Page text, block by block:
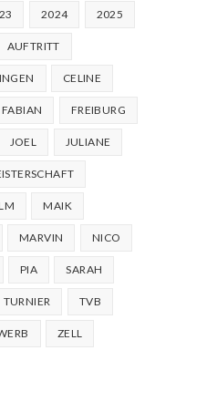
2024 2025
AUFTRITT
CELINE
FABIAN FREIBURG
JOEL JULIANE
MAIK
MARVIN NICO
PIA SARAH
TURNIER TVB
ZELL